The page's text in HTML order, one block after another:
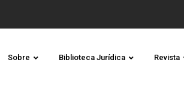
Sobre Biblioteca Jurídica Revista